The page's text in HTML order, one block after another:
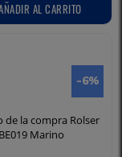
AL CARRITO
-6%